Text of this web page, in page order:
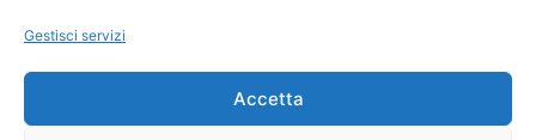
Gestisci servizi
Accetta